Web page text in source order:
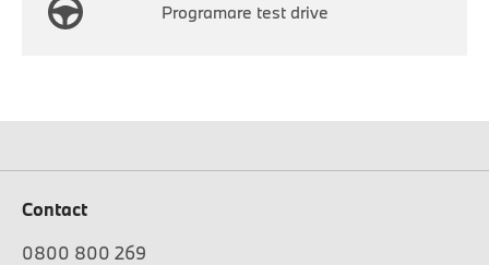
Programare test drive
Contact
0800 800 269